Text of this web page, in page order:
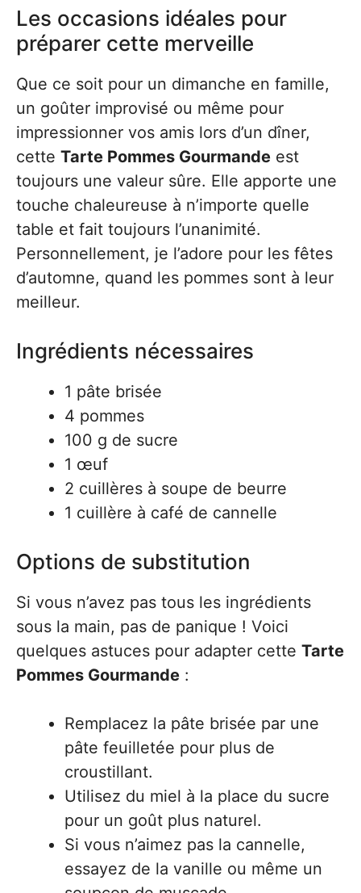
Les occasions idéales pour
préparer cette merveille
Que ce soit pour un dimanche en famille,
un goûter improvisé ou même pour
impressionner vos amis lors d’un dîner,
cette Tarte Pommes Gourmande est
toujours une valeur sûre. Elle apporte une
touche chaleureuse à n’importe quelle
table et fait toujours l’unanimité.
Personnellement, je l’adore pour les fêtes
d’automne, quand les pommes sont à leur
meilleur.
Ingrédients nécessaires
1 pâte brisée
4 pommes
100 g de sucre
1 œuf
2 cuillères à soupe de beurre
1 cuillère à café de cannelle
Options de substitution
Si vous n’avez pas tous les ingrédients
sous la main, pas de panique ! Voici
quelques astuces pour adapter cette Tarte
Pommes Gourmande :
Remplacez la pâte brisée par une
pâte feuilletée pour plus de
croustillant.
Utilisez du miel à la place du sucre
pour un goût plus naturel.
Si vous n’aimez pas la cannelle,
essayez de la vanille ou même un